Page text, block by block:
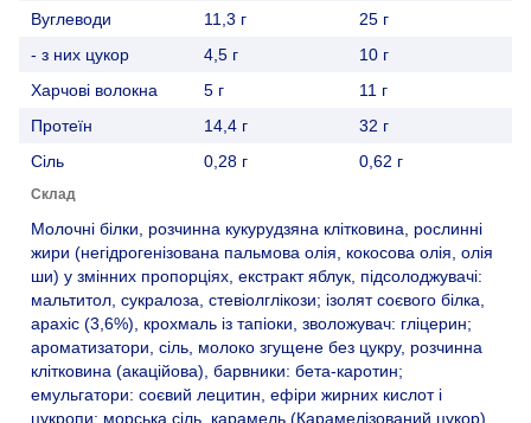
Вуглеводи
11,3 г
25 г
- з них цукор
4,5 г
10 г
Харчові волокна
5 г
11 г
Протеїн
14,4 г
32 г
Сіль
0,28 г 0,62 г
Склад
Молочні білки, розчинна кукурудзяна клітковина, рослинні
жири (негідрогенізована пальмова олія, кокосова олія, олія
ши) у змінних пропорціях, екстракт яблук, підсолоджувачі:
мальтитол, сукралоза, стевіолглікози; ізолят соєвого білка,
арахіс (3,6%), крохмаль із тапіоки, зволожувач: гліцерин;
ароматизатори, сіль, молоко згущене без цукру, розчинна
клітковина (акаційова), барвники: бета-каротин;
емульгатори: соєвий лецитин, ефіри жирних кислот і
цукропи; морська сіль, карамель (Карамелізований цукор).